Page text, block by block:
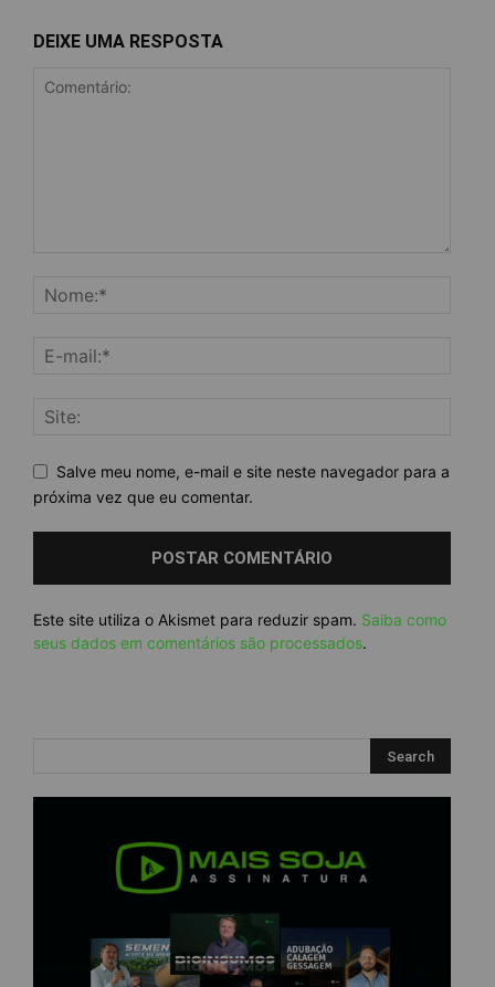
DEIXE UMA RESPOSTA
Salve meu nome, e-mail e site neste navegador para a
próxima vez que eu comentar.
Este site utiliza o Akismet para reduzir spam. Saiba como
seus dados em comentários são processados.